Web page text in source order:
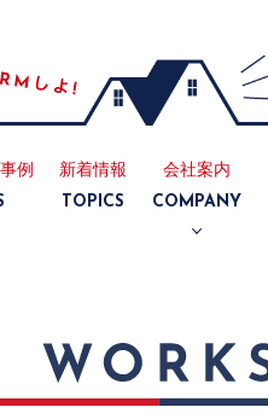
例 新着情報
TOPICS
会社案内
COMPANY